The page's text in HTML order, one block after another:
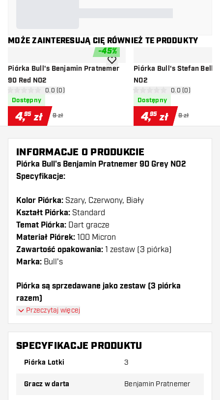
MOŻE ZAINTERESUJĄ CIĘ RÓWNIEŻ TE PRODUKTY
-45%
Piórka Bull's Benjamin Pratnemer
90 Red NO2
otwórz panel recenzji
0 gwiazdki oceny0.0 (0)
Dostępny
4,95 zł 9 zł
dodaj do listy życzeń
Piórka Bull's Stefan
NO2
otwórz panel
0 gwiazdki oceny0.0 (0)
Dostępny
4,95 zł 9 zł
INFORMACJE O PRODUKCIE
Piórka Bull's Benjamin Pratnemer 90 Grey NO2
Specyfikacje:
Kolor Piórka: Szary, Czerwony, Biały
Kształt Piórka: Standard
Temat Piórka: Dart gracze
Materiał Piórek: 100 Micron
Zawartość opakowania: 1 zestaw (3 piórka)
Marka: Bull's
Piórka są sprzedawane jako zestaw (3 piórka
razem)
Dartshopper tip!
Upewnij się, że masz pod ręką dużo piórek i
złamane w wyniku użytkowania.
Przeczytaj więcej
SPECYFIKACJE PRODUKTU
Piórka Lotki 3
Gracz w darta Benjamin Pratnemer